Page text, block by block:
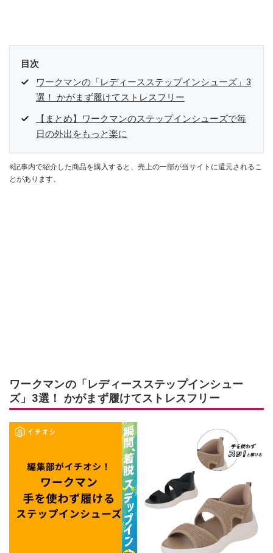
目次
ワークマンの「レディースステップインシューズ」3
選！ かがまず履けてストレスフリー
【まとめ】ワークマンのステップインシューズで毎
日の外出をもっと楽に
※記事内で紹介した商品を購入すると、売上の一部が当サイトに還元されるこ
とがあります。
ワークマンの「レディースステップインシュー
ズ」3選！ かがまず履けてストレスフリー